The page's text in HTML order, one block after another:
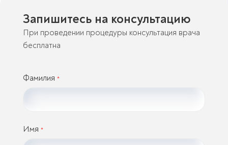
Запишитесь на консультацию
При проведении процедуры консультация врача
бесплатна
Фамилия *
Имя *